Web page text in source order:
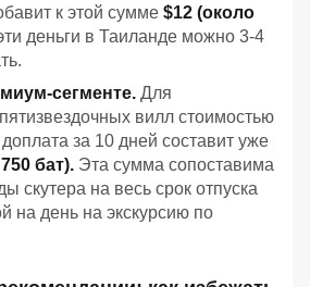
к этой сумме $12 (около
деньги в Таиланде можно 3-4
сегменте. Для
вилл стоимостью
за 10 дней составит уже
бат). Эта сумма сопоставима
скутера на весь срок отпуска
на день на экскурсию по